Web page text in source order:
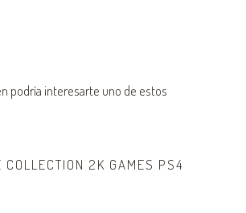
podría interesarte uno de estos
COLLECTION 2K GAMES PS4